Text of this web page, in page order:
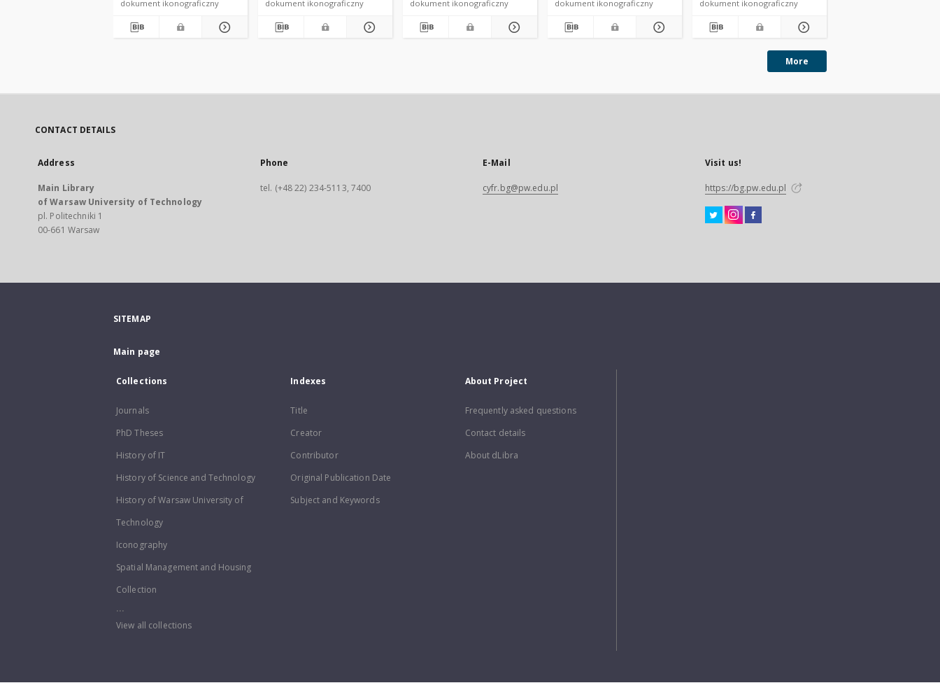
dokument ikonograficzny
dokument ikonograficzny
dokument ikonograficzny
dokument ikonograficzny
dokument ikonograficzny
More
CONTACT DETAILS
Address
Main Library
of Warsaw University of Technology
pl. Politechniki 1
00-661 Warsaw
Phone
tel. (+48 22) 234-5113, 7400
E-Mail
cyfr.bg@pw.edu.pl
Visit us!
https://bg.pw.edu.pl
SITEMAP
Main page
Collections
Journals
PhD Theses
History of IT
History of Science and Technology
History of Warsaw University of
Technology
Iconography
Spatial Management and Housing
Collection
...
View all collections
Indexes
Title
Creator
Contributor
Original Publication Date
Subject and Keywords
About Project
Frequently asked questions
Contact details
About dLibra